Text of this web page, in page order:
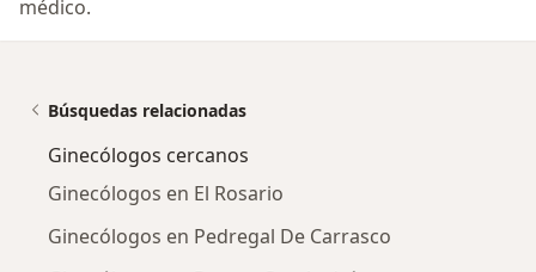
médico.
Búsquedas relacionadas
Ginecólogos cercanos
Ginecólogos en El Rosario
Ginecólogos en Pedregal De Carrasco